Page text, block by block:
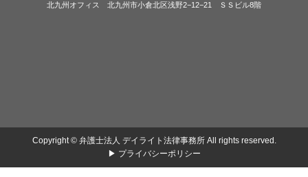
北九州オフィス 北九州市小倉北区浅野2−12−21 ＳＳビル8階
Copyright © 弁護士法人 デイライト法律事務所 All rights reserved.
▶ プライバシーポリシー